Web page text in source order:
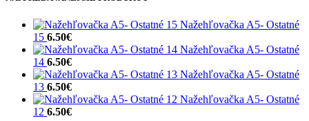
Nažehľovačka A5- Ostatné
15 6.50€
Nažehľovačka A5- Ostatné
14 6.50€
Nažehľovačka A5- Ostatné
13 6.50€
Nažehľovačka A5- Ostatné
12 6.50€